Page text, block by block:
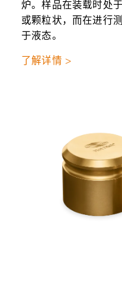
炉。样品在装载时处
或颗粒状，而在进行
于液态。
了解详情 >